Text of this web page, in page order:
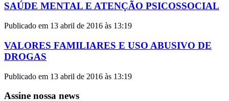
SAÚDE MENTAL E ATENÇÃO PSICOSSOCIAL
Publicado em 13 abril de 2016 às 13:19
VALORES FAMILIARES E USO ABUSIVO DE
DROGAS
Publicado em 13 abril de 2016 às 13:19
Assine nossa news